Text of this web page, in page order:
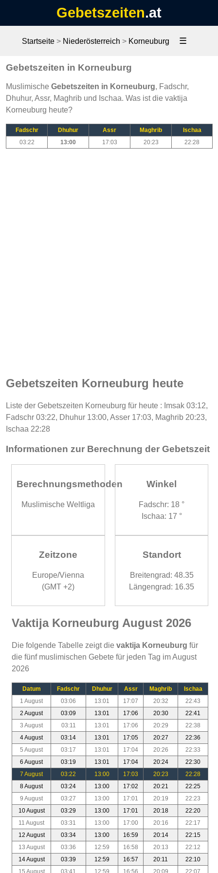
Gebetszeiten.at
Startseite> Niederösterreich > Korneuburg ☰
Gebetszeiten in Korneuburg
Muslimische Gebetszeiten in Korneuburg, Fadschr,
Dhuhur, Assr, Maghrib und Ischaa. Was ist die vaktija
Korneuburg heute?
Fadschr Dhuhur Assr Maghrib
Ischaa
03:22
13:00 17:03 20:23 22:28
Gebetszeiten Korneuburg heute
Liste der Gebetszeiten Korneuburg für heute : Imsak 03:12,
Fadschr 03:22, Dhuhur 13:00, Asser 17:03, Maghrib 20:23,
Ischaa 22:28
Informationen zur Berechnung der Gebetszeit
Berechnungsmethoden
Muslimische Weltliga
Winkel
Fadschr: 18 °
Ischaa: 17 °
Zeitzone
Europe/Vienna
(GMT +2)
Standort
Breitengrad: 48.35
Längengrad: 16.35
Vaktija Korneuburg August 2026
Die folgende Tabelle zeigt die vaktija Korneuburg für
die fünf muslimischen Gebete für jeden Tag im August
2026
Datum Fadschr Dhuhur Assr Maghrib
Ischaa
1 August
03:06 13:01 17:07 20:32
22:43
2 August
03:09 13:01 17:06 20:30
22:41
3 August
03:11 13:01 17:06 20:29
22:38
4 August
03:14 13:01 17:05 20:27
22:36
5 August
03:17 13:01 17:04 20:26
22:33
6 August
03:19 13:01 17:04 20:24
22:30
7 August
03:22 13:00 17:03 20:23
22:28
8 August
03:24 13:00 17:02 20:21
22:25
9 August
03:27 13:00 17:01 20:19
22:23
10 August
03:29 13:00 17:01 20:18
22:20
11 August
03:31 13:00 17:00 20:16
22:17
12 August
03:34 13:00 16:59 20:14
22:15
13 August
03:36 12:59 16:58 20:13
22:12
14 August
03:39 12:59 16:57 20:11
22:10
15 August
03:41 12:59 16:56 20:09 22:07